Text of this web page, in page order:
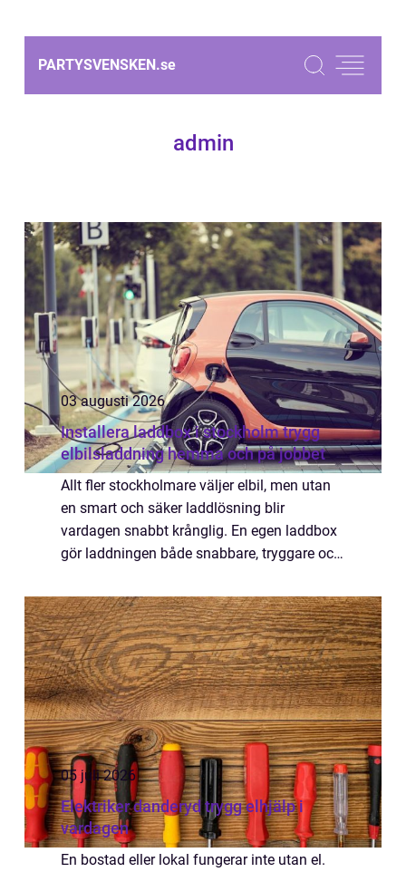
PARTYSVENSKEN.se
admin
03 augusti 2026
Installera laddbox i stockholm trygg
elbilsladdning hemma och på jobbet
Allt fler stockholmare väljer elbil, men utan
en smart och säker laddlösning blir
vardagen snabbt krånglig. En egen laddbox
gör laddningen både snabbare, tryggare och
vägguttag. Samtidigt upplever många att
frågor ...
05 juli 2026
Elektriker danderyd trygg elhjälp i
vardagen
En bostad eller lokal fungerar inte utan el.